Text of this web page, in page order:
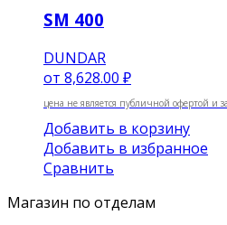
SM 400
DUNDAR
от 8,628.00 ₽
цена не является публичной офертой и
Добавить в корзину
Добавить в избранное
Сравнить
Магазин по отделам